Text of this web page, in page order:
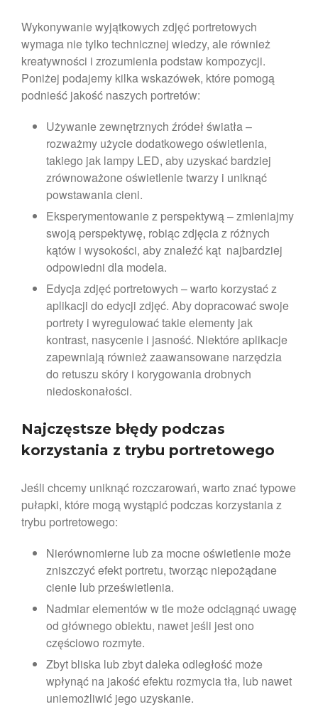
Wykonywanie wyjątkowych zdjęć portretowych
wymaga nie tylko technicznej wiedzy, ale również
kreatywności i zrozumienia podstaw kompozycji.
Poniżej podajemy kilka wskazówek, które pomogą
podnieść jakość naszych portretów:
Używanie zewnętrznych źródeł światła –
rozważmy użycie dodatkowego oświetlenia,
takiego jak lampy LED, aby uzyskać bardziej
zrównoważone oświetlenie twarzy i uniknąć
powstawania cieni.
Eksperymentowanie z perspektywą – zmieniajmy
swoją perspektywę, robiąc zdjęcia z różnych
kątów i wysokości, aby znaleźć kąt najbardziej
odpowiedni dla modela.
Edycja zdjęć portretowych – warto korzystać z
aplikacji do edycji zdjęć. Aby dopracować swoje
portrety i wyregulować takie elementy jak
kontrast, nasycenie i jasność. Niektóre aplikacje
zapewniają również zaawansowane narzędzia
do retuszu skóry i korygowania drobnych
niedoskonałości.
Najczęstsze błędy podczas
korzystania z trybu portretowego
Jeśli chcemy uniknąć rozczarowań, warto znać typowe
pułapki, które mogą wystąpić podczas korzystania z
trybu portretowego:
Nierównomierne lub za mocne oświetlenie może
zniszczyć efekt portretu, tworząc niepożądane
cienie lub prześwietlenia.
Nadmiar elementów w tle może odciągnąć uwagę
od głównego obiektu, nawet jeśli jest ono
częściowo rozmyte.
Zbyt bliska lub zbyt daleka odległość może
wpłynąć na jakość efektu rozmycia tła, lub nawet
uniemożliwić jego uzyskanie.